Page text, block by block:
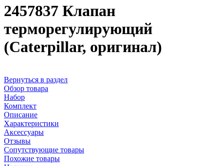
2457837 Клапан
терморегулирующий
(Caterpillar, оригинал)
Вернуться в раздел
Обзор товара
Набор
Комплект
Описание
Характеристики
Аксессуары
Отзывы
Сопутствующие товары
Похожие товары